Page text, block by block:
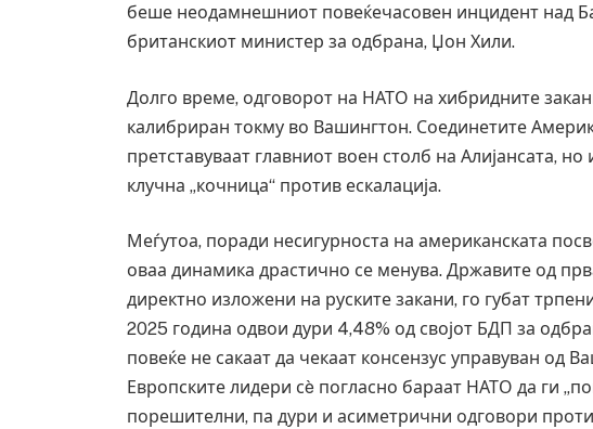
беше неодамнешниот повеќечасовен инцидент над
британскиот министер за одбрана, Џон Хили.
Долго време, одговорот на НАТО на хибридните
калибриран токму во Вашингтон. Соединетите
претставуваат главниот воен столб на Алијансата,
клучна „кочница“ против ескалација.
Меѓутоа, поради несигурноста на американската
оваа динамика драстично се менува. Државите од
директно изложени на руските закани, го губат
2025 година одвои дури 4,48% од својот БДП за
повеќе не сакаат да чекаат консензус управуван од
Европските лидери сè погласно бараат НАТО да ги
порешителни, па дури и асиметрични одговори
Уште двајца починаа од повредите во
во главниот град на Русуија –
завиткан како роденденски подарок